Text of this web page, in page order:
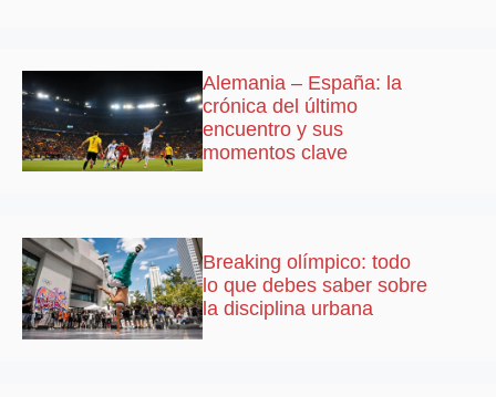
Alemania – España: la
crónica del último
encuentro y sus
momentos clave
Breaking olímpico: todo
lo que debes saber sobre
la disciplina urbana